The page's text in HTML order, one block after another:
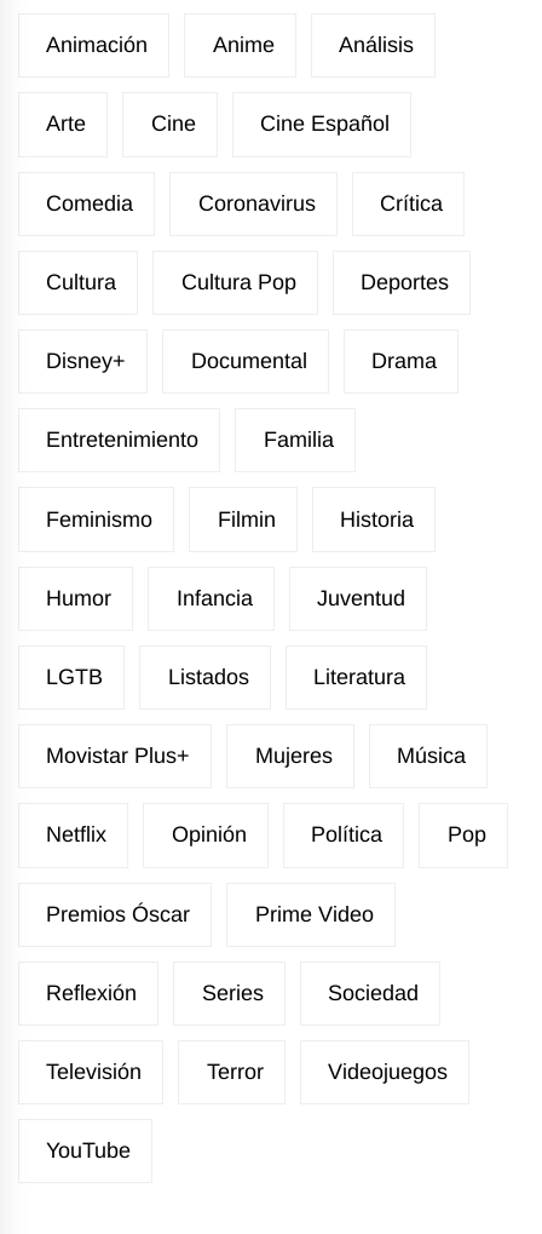
Animación Anime Análisis
Arte Cine Cine Español
Comedia Coronavirus Crítica
Cultura Cultura Pop Deportes
Disney+ Documental Drama
Entretenimiento Familia
Feminismo Filmin Historia
Humor Infancia Juventud
LGTB Listados Literatura
Movistar Plus+ Mujeres Música
Netflix Opinión Política Pop
Premios Óscar Prime Video
Reflexión Series Sociedad
Televisión Terror Videojuegos
YouTube